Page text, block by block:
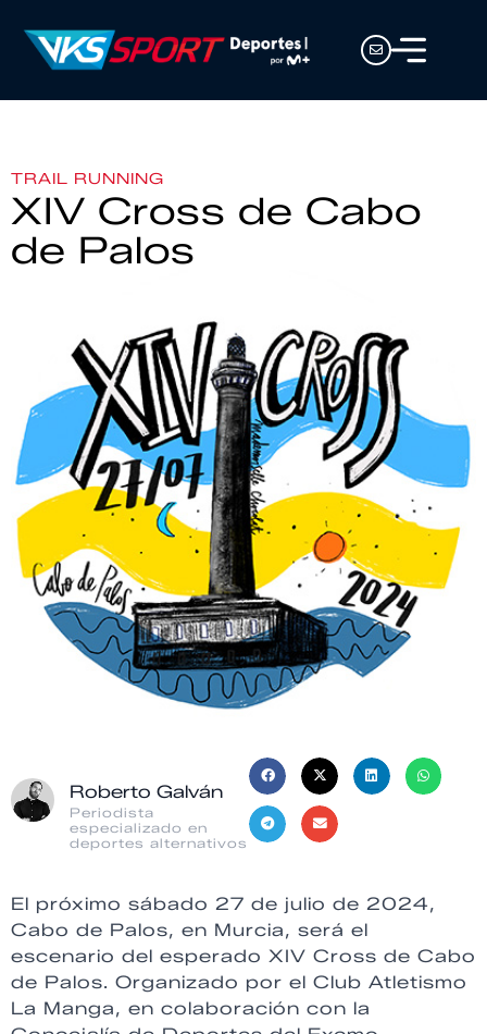
TRAIL RUNNING
XIV Cross de Cabo
de Palos
Roberto Galván
Periodista
especializado en
deportes alternativos
El próximo sábado 27 de julio de 2024,
Cabo de Palos, en Murcia, será el
escenario del esperado XIV Cross de Cabo
de Palos. Organizado por el Club Atletismo
La Manga, en colaboración con la